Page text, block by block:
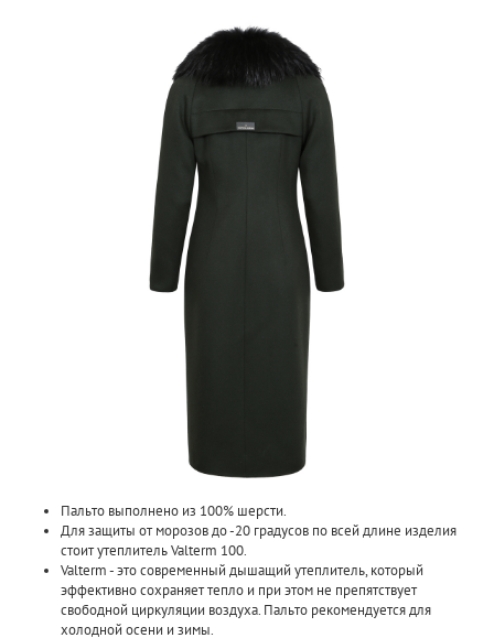
Пальто выполнено из 100% шерсти.
Для защиты от морозов до -20 градусов по всей длине изделия
стоит утеплитель Valterm 100.
Valterm - это современный дышащий утеплитель, который
эффективно сохраняет тепло и при этом не препятствует
свободной циркуляции воздуха. Пальто рекомендуется для
холодной осени и зимы.